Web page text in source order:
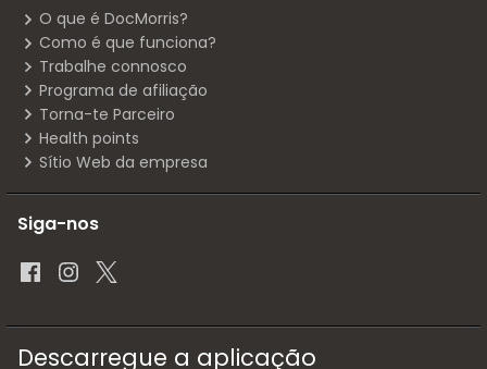
O que é DocMorris?
Como é que funciona?
Trabalhe connosco
Programa de afiliação
Torna-te Parceiro
Health points
Sítio Web da empresa
Siga-nos
Descarregue a aplicação